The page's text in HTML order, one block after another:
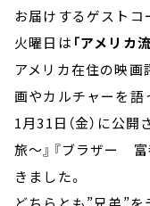
お届けするゲストコ
火曜日は 「アメリカ
アメリカ在住の映画
画やカルチャーを語
1月31日（金）に公
旅～』『ブラザー
きました。